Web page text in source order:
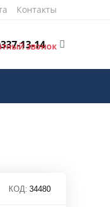
Контакты
13-14
звонок
КОД: 34480